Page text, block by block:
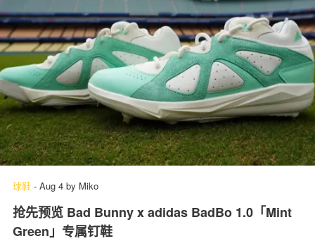
球鞋 - Aug 4 by Miko
抢先预览 Bad Bunny x adidas BadBo 1.0「Mint
Green」专属钉鞋